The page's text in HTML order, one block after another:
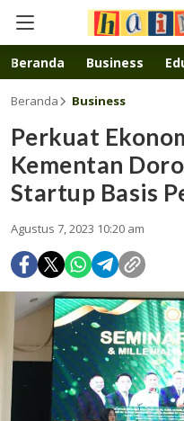
Inspirasi muda
Beranda Business
Beranda Business
Perkuat
Kementan
Startup Basis
Agustus 7, 2023 10:20 am